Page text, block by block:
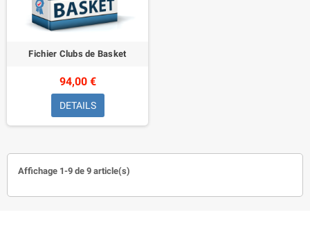
Fichier Clubs de Basket
94,00 €
DETAILS
Affichage 1-9 de 9 article(s)